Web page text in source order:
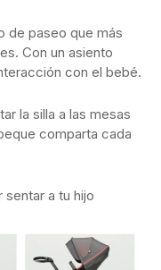
de paseo que más
Con un asiento
con el bebé.
la silla a las mesas
comparta cada
a tu hijo